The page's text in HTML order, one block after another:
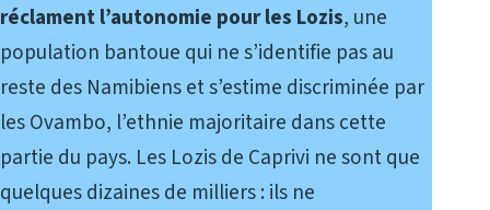
réclament l’autonomie pour les Lozis, une
population bantoue qui ne s’identifie pas au
reste des Namibiens et s’estime discriminée par
les Ovambo, l’ethnie majoritaire dans cette
partie du pays. Les Lozis de Caprivi ne sont que
quelques dizaines de milliers : ils ne